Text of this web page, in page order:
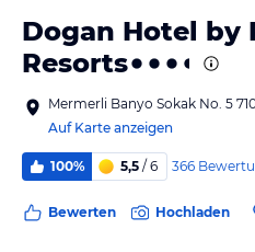
Dogan Hotel by
Resorts
Mermerli Banyo Sokak No. 5
Auf Karte anzeigen
100% 5,5 / 6 366
Bewerten Hochladen